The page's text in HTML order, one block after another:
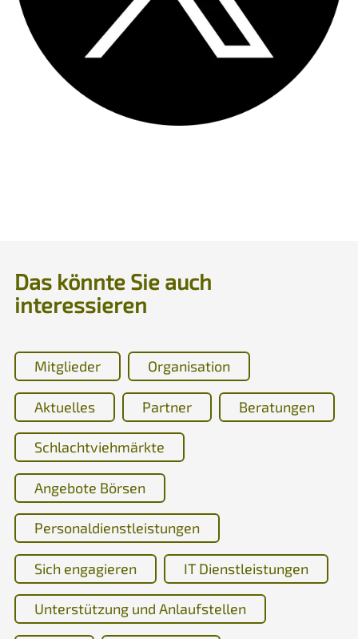
Das könnte Sie auch
interessieren
Mitglieder Organisation
Aktuelles Partner Beratungen
Schlachtviehmärkte
Angebote Börsen
Personaldienstleistungen
Sich engagieren IT Dienstleistungen
Unterstützung und Anlaufstellen